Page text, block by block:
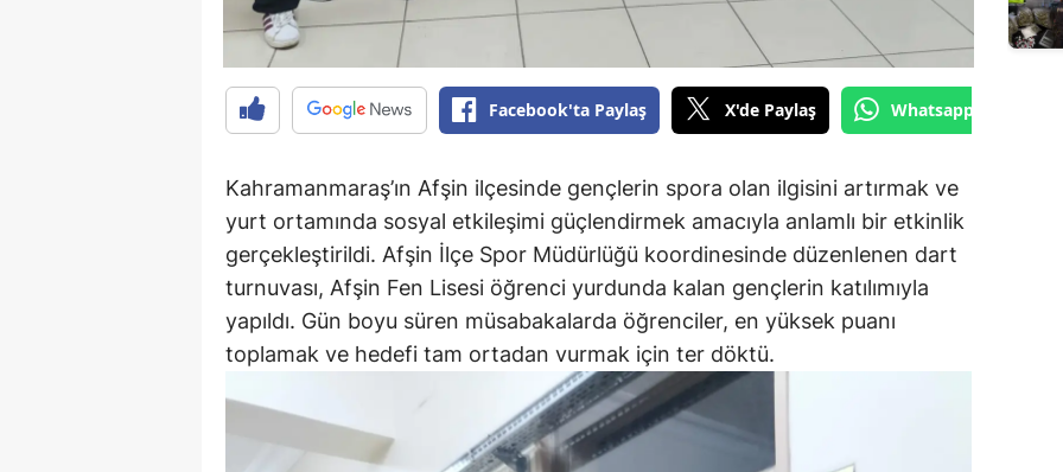
Facebook'ta Paylaş X'de Paylaş Whatsapp'tan
Kahramanmaraş’ın Afşin ilçesinde gençlerin spora olan ilgisini artırmak ve
yurt ortamında sosyal etkileşimi güçlendirmek amacıyla anlamlı bir etkinlik
gerçekleştirildi. Afşin İlçe Spor Müdürlüğü koordinesinde düzenlenen dart
turnuvası, Afşin Fen Lisesi öğrenci yurdunda kalan gençlerin katılımıyla
yapıldı. Gün boyu süren müsabakalarda öğrenciler, en yüksek puanı
toplamak ve hedefi tam ortadan vurmak için ter döktü.